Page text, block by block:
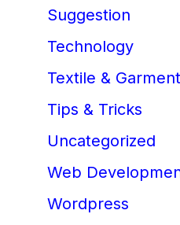
Suggestion
Technology
Textile &
Tips & Tricks
Uncategorized
Web
Wordpress